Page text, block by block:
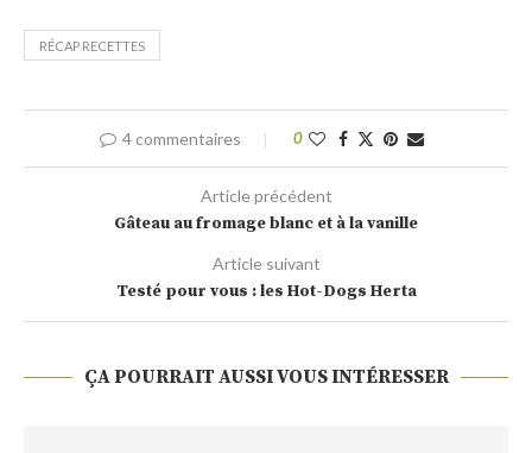
RÉCAP RECETTES
4 commentaires 0
Article précédent
Gâteau au fromage blanc et à la vanille
Article suivant
Testé pour vous : les Hot-Dogs Herta
ÇA POURRAIT AUSSI VOUS INTÉRESSER